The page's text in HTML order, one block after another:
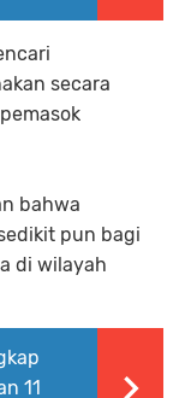
secara
bahwa
pun bagi
di wilayah
11